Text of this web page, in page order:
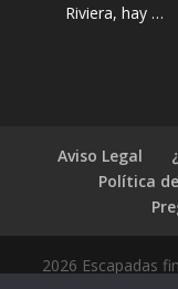
Riviera, hay …
Aviso Legal
Política
2026 Escapadas